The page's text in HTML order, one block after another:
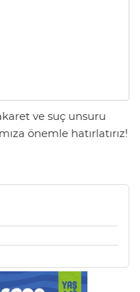
ve suç unsuru
önemle hatırlatırız!